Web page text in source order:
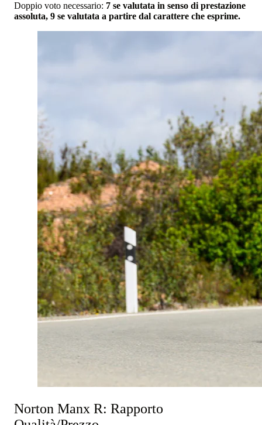
Doppio voto necessario: 7 se valutata in senso di prestazione
assoluta, 9 se valutata a partire dal carattere che esprime.
Norton Manx R: Rapporto